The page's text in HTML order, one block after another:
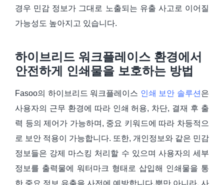
경우 민감 정보가 그대로 노출되는 유출 사고로 이어질
가능성도 높아지고 있습니다.
하이브리드 워크플레이스 환경에서
안전하게 인쇄물을 보호하는 방법
Fasoo의 하이브리드 워크플레이스 인쇄 보안 솔루션 은
사용자의 근무 환경에 따라 인쇄 허용, 차단, 결재 후 출
력 등의 제어가 가능하며, 중요 키워드에 따라 차등적으
로 보안 적용이 가능합니다. 또한, 개인정보와 같은 민감
정보들은 강제 마스킹 처리할 수 있으며 사용자의 세부
정보를 출력물에 워터마크 형태로 삽입해 인쇄물을 통
한 중요 정보 유출을 사전에 예방합니다.뿐만 아니라, 사